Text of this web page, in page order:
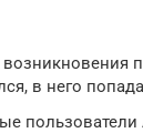
возникновения
в него